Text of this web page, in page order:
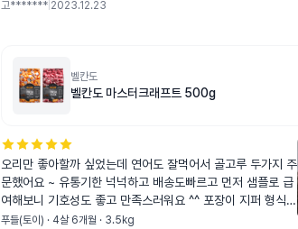
런데 너무 이것도 안씹고 허겁지겁 먹어요.ㅜ 외출시에만 자
홈화면에 깔아두고 수시로 들어와봐요. 사료나 강아지 주차에
맞는 정보 제공 등 유용해요.
고******* 2023.12.23
벨칸도
벨칸도 마스터크래프트 500g
오리만 좋아할까 싶었는데 연어도 잘먹어서 골고루 두가지 주
문했어요 ~ 유통기한 넉넉하고 배송도빠르고 먼저 샘플로 급
여해보니 기호성도 좋고 만족스러워요 ^^ 포장이 지퍼 형식으
로 나오면 더 좋을것같아요
푸들(토이) · 4살 6개월 · 3.5kg